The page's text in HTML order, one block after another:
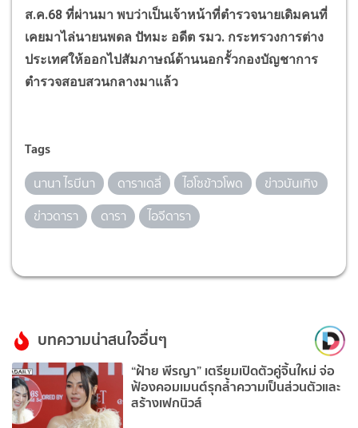
ส.ค.68 ที่ผ่านมา พบว่าเป็นเจ้าหน้าที่ตำรวจนายเดิมคนที่
เคยมาไล่นายนพดล ปัทมะ อดีต รมว. กระทรวงการต่าง
ประเทศให้ออกไปสัมภาษณ์ด้านนอกรั้วกองบัญชาการ
ตำรวจสอบสวนกลางมาแล้ว
Tags
นานา ไรบีนา ดาราเดลี่ ไฮโซข้าวโพด
ข่าวบันเทิง
ข่าวดารา
ดารา ไอจีดารา
บทความน่าสนใจอื่นๆ
“ฝ้าย พีรญา” เตรียมเปิดตัวคู่จิ้นใหม่ จ่อ
ฟ้องคอมเมนต์รุกล้ำความเป็นส่วนตัวและ
สร้างเฟกนิวส์